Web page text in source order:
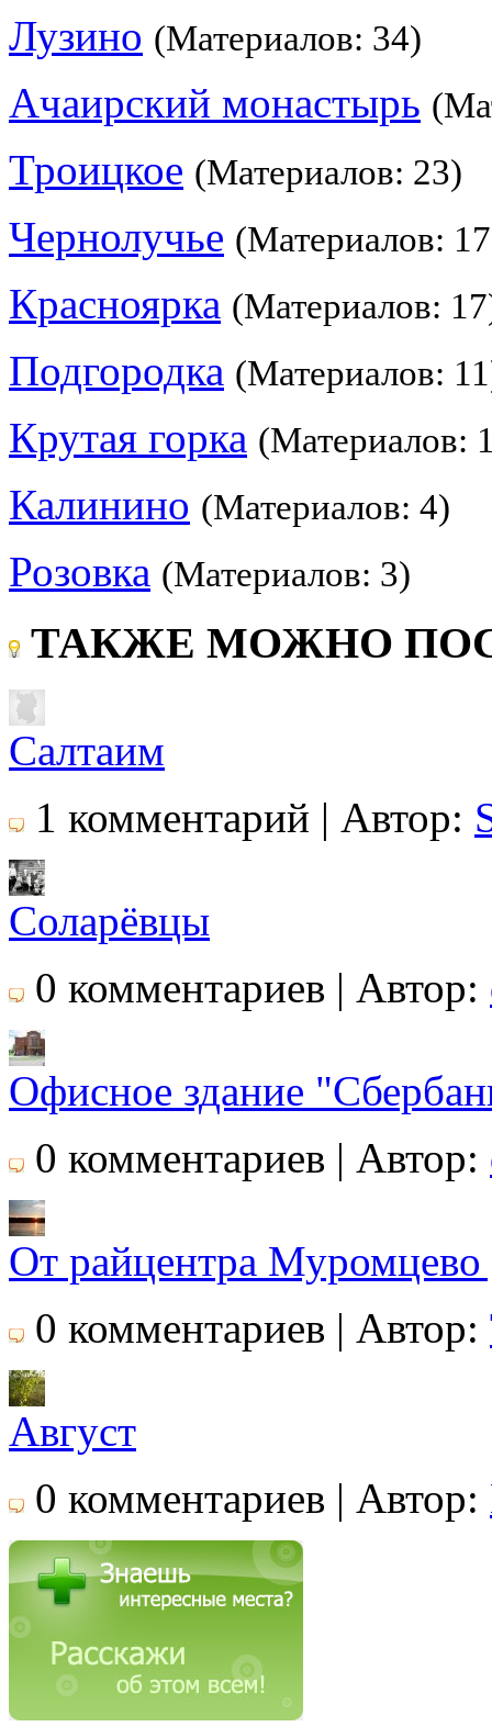
Лузино (Материалов: 34)
Ачаирский монастырь
Троицкое (Материалов: 23)
Чернолучье (Материалов:
Красноярка (Материалов:
Подгородка (Материалов:
Крутая горка (Материалов:
Калинино (Материалов: 4)
Розовка (Материалов: 3)
ТАКЖЕ МОЖНО
Салтаим
1 комментарий | Автор:
Соларёвцы
0 комментариев | Автор:
Офисное здание
0 комментариев | Автор:
От райцентра Муромцево
0 комментариев | Автор:
Август
0 комментариев | Автор: